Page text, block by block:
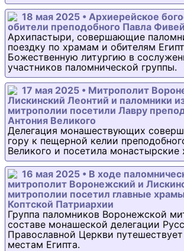
18 мая 2025 • Архиерейское
обители преподобного Павла
Архипастыри, совершающие
поездку по храмам и обителям
Божественную литургию в
участников паломнической группы.
17 мая 2025 • Митрополит
Лискинский Леонтий и паломники
митрополии посетили Лавру
Антония Великого
Делегация монашествующих
гору к пещерной келии
Великого и посетила монастырские
16 мая 2025 • В ходе
митрополит Воронежский и
митрополии посетил главные
Коптской Патриархии
Группа паломников Воронежской
составе монашеской делегации
Православной Церкви
местам Египта.